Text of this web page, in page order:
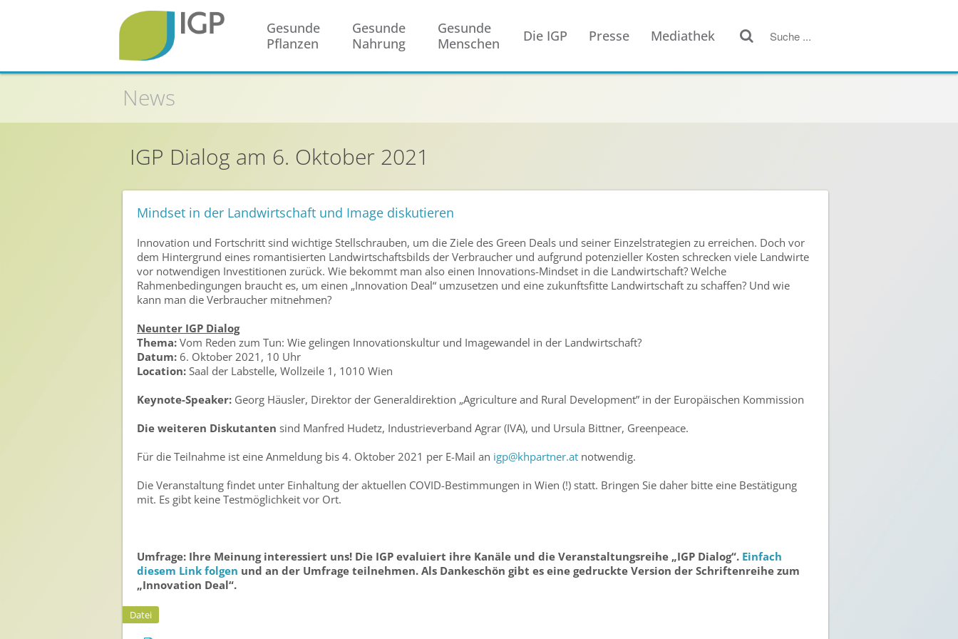
Startseite
Integrierter Pflanzenschutz
Geschichte des Pflanzenschutzes
Versorgungs- & Ernährungssicherheit
Entsorgung von Pflanzenschutzmittel-Leergebinden
Veranstaltungen & Aktionen
Gesunde
Pflanzen
Gesunde
Nahrung
Gesunde
Menschen
Die IGP Presse Mediathek
News
IGP Dialog am 6. Oktober 2021
Mindset in der Landwirtschaft und Image diskutieren
Innovation und Fortschritt sind wichtige Stellschrauben, um die Ziele des Green Deals und seiner Einzelstrategien zu erreichen. Doch vor
dem Hintergrund eines romantisierten Landwirtschaftsbilds der Verbraucher und aufgrund potenzieller Kosten schrecken viele Landwirte
vor notwendigen Investitionen zurück. Wie bekommt man also einen Innovations-Mindset in die Landwirtschaft? Welche
Rahmenbedingungen braucht es, um einen „Innovation Deal“ umzusetzen und eine zukunftsfitte Landwirtschaft zu schaffen? Und wie
kann man die Verbraucher mitnehmen?
Neunter IGP Dialog
Thema: Vom Reden zum Tun: Wie gelingen Innovationskultur und Imagewandel in der Landwirtschaft?
Datum: 6. Oktober 2021, 10 Uhr
Location: Saal der Labstelle, Wollzeile 1, 1010 Wien
Keynote-Speaker: Georg Häusler, Direktor der Generaldirektion „Agriculture and Rural Development” in der Europäischen Kommission
Die weiteren Diskutanten sind Manfred Hudetz, Industrieverband Agrar (IVA), und Ursula Bittner, Greenpeace.
Für die Teilnahme ist eine Anmeldung bis 4. Oktober 2021 per E-Mail an igp@khpartner.at notwendig.
Die Veranstaltung findet unter Einhaltung der aktuellen COVID-Bestimmungen in Wien (!) statt. Bringen Sie daher bitte eine Bestätigung
mit. Es gibt keine Testmöglichkeit vor Ort.
Umfrage: Ihre Meinung interessiert uns! Die IGP evaluiert ihre Kanäle und die Veranstaltungsreihe „IGP Dialog“. Einfach
diesem Link folgen und an der Umfrage teilnehmen. Als Dankeschön gibt es eine gedruckte Version der Schriftenreihe zum
„Innovation Deal“.
Datei